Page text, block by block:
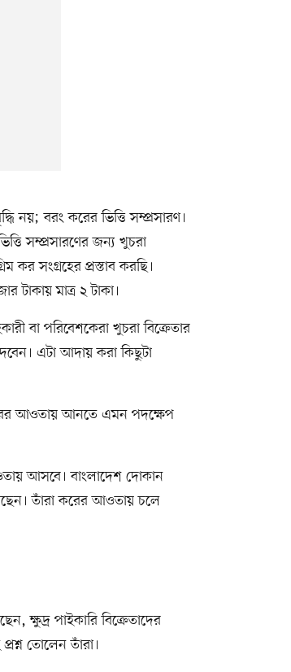
নয়; বরং করের ভিত্তি সম্প্রসারণ।
সম্প্রসারণের জন্য খুচরা
কর সংগ্রহের প্রস্তাব করছি।
টাকায় মাত্র ২ টাকা।
বা পরিবেশকেরা খুচরা বিক্রেতার
এটা আদায় করা কিছুটা
আওতায় আনতে এমন পদক্ষেপ
আসবে। বাংলাদেশ দোকান
তাঁরা করের আওতায় চলে
ক্ষুদ্র পাইকারি বিক্রেতাদের
তোলেন তাঁরা।